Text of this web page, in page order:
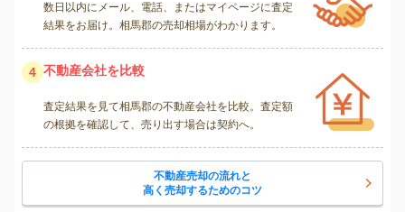
数日以内にメール、電話、またはマイページに査定
結果をお届け。相馬郡の売却相場がわかります。
4 不動産会社を比較
査定結果を見て相馬郡の不動産会社を比較。査定額
の根拠を確認して、売り出す場合は契約へ。
不動産売却の流れと
高く売却するためのコツ